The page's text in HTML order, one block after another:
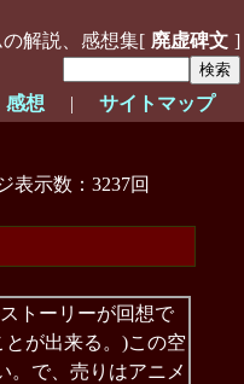
解説、感想集[ 廃虚碑文 ]
感想 | サイトマップ
示数：3237回
トーリーが回想で
が出来る。)この空
。で、売りはアニメ